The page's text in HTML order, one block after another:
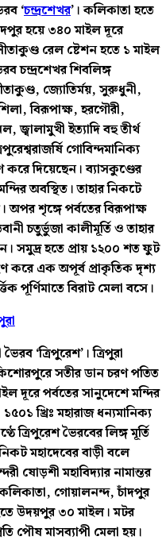
‘চন্দ্রশেখর’। কলিকাতা হতে
হয়ে ৩৪০ মাইল দূরে
রেল ষ্টেশন হতে ১ মাইল
চন্দ্রশেখর শিবলিঙ্গ
জ্যোতির্ময়, সুরুধুনী,
বিরূপাক্ষ, হরগৌরী,
জ্বালামুখী ইত্যাদি বহু তীর্থ
গোবিন্দমানিক্য
করে দিয়েছেন। ব্যাসকুণ্ডের
অবস্থিত। তাহার নিকটে
অপর শৃঙ্গে পর্বতের বিরূপাক্ষ
চতুর্ভুজা কালীমূর্তি ও তাহার
সমুদ্র হতে প্রায় ১২০০ শত ফুট
করে এক অপূর্ব প্রাকৃতিক দৃশ্য
পূর্ণিমাতে বিরাট মেলা বসে।
ভৈরব ‘ত্রিপুরেশ’। ত্রিপুরা
সতীর ডান চরণ পতিত
দূরে পর্বতের সানুদেশে মন্দির
১৫০১ খ্রিঃ মহারাজ ধন্যমানিক্য
ত্রিপুরেশ ভৈরবের লিঙ্গ মূর্তি
মহাদেবের বাড়ী বলে
ষোড়শী মহাবিদ্যার নামান্তর
কলিকাতা, গোয়ালনন্দ, চাঁদপুর
উদয়পুর ৩০ মাইল। মটর
পৌষ মাসব্যাপী মেলা হয়।